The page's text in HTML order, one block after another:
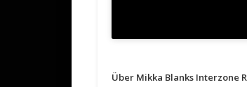
Über Mikka Blanks Interzone